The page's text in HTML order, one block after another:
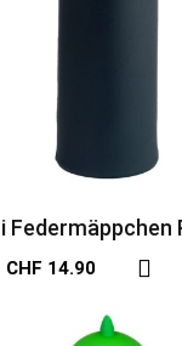
Federmäppchen
CHF 14.90